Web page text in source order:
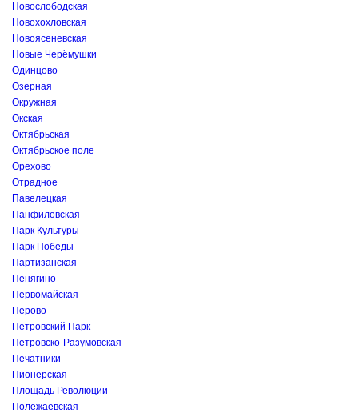
Новослободская
Новохохловская
Новоясеневская
Новые Черёмушки
Одинцово
Озерная
Окружная
Окская
Октябрьская
Октябрьское поле
Орехово
Отрадное
Павелецкая
Панфиловская
Парк Культуры
Парк Победы
Партизанская
Пенягино
Первомайская
Перово
Петровский Парк
Петровско-Разумовская
Печатники
Пионерская
Площадь Революции
Полежаевская